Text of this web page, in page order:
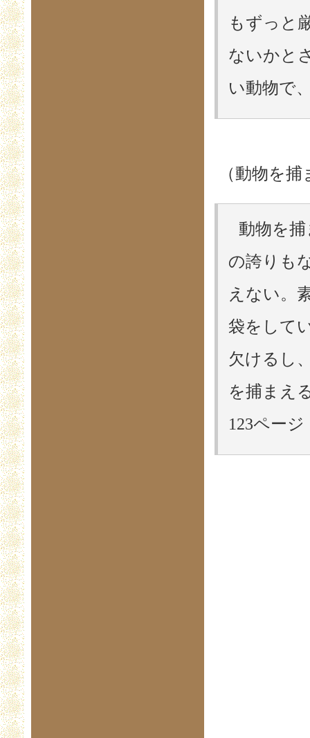
もずっと
ないかと
い動物で
（動物を
動物を
の誇りも
えない。
袋をして
欠けるし
を捕まえ
123ページ